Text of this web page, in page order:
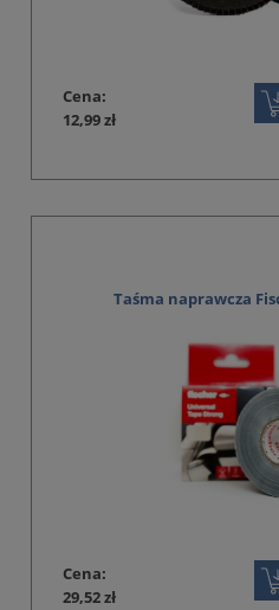
Cena:
12,99 zł
Taśma naprawcza
Cena:
29,52 zł